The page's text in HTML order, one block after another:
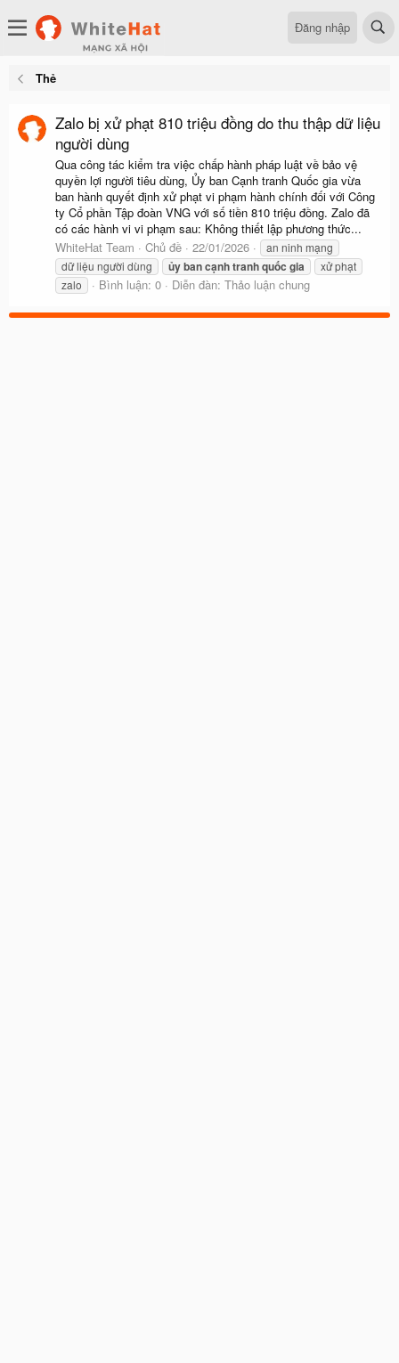
Đăng nhập
Thẻ
Zalo bị xử phạt 810 triệu đồng do thu thập dữ liệu
người dùng
Qua công tác kiểm tra việc chấp hành pháp luật về bảo vệ
quyền lợi người tiêu dùng, Ủy ban Cạnh tranh Quốc gia vừa
ban hành quyết định xử phạt vi phạm hành chính đối với Công
ty Cổ phần Tập đoàn VNG với số tiền 810 triệu đồng. Zalo đã
có các hành vi vi phạm sau: Không thiết lập phương thức...
WhiteHat Team
Chủ đề 22/01/2026
an ninh mạng
dữ liệu người dùng
ủybancạnhtranhquốc gia
xử phạt
zalo
Bình luận: 0 Diễn đàn: Thảo luận chung